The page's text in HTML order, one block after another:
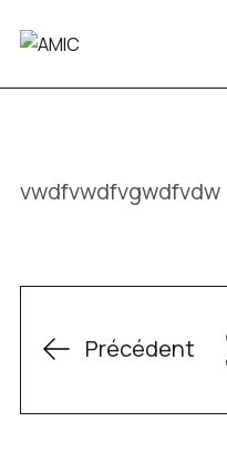
vwdfvwdfvgwdfvdw
Précédent